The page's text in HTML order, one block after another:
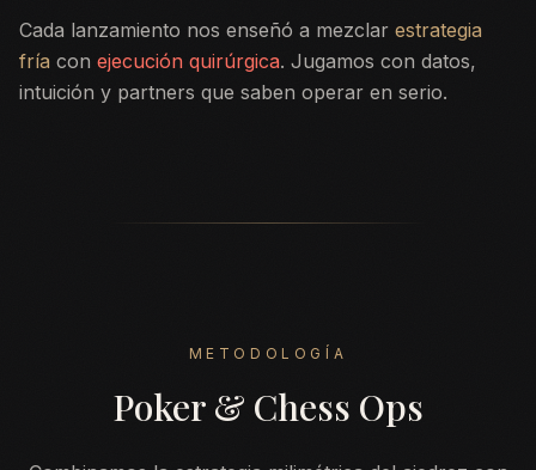
Cada lanzamiento nos enseñó a mezclar estrategia
fría con ejecución quirúrgica. Jugamos con datos,
intuición y partners que saben operar en serio.
METODOLOGÍA
Poker & Chess Ops